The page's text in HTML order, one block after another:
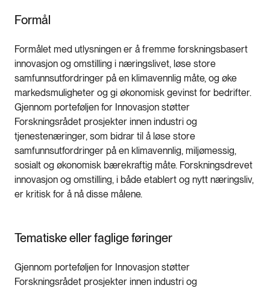
Formål
Formålet med utlysningen er å fremme forskningsbasert
innovasjon og omstilling i næringslivet, løse store
samfunnsutfordringer på en klimavennlig måte, og øke
markedsmuligheter og gi økonomisk gevinst for bedrifter.
Gjennom porteføljen for Innovasjon støtter
Forskningsrådet prosjekter innen industri og
tjenestenæringer, som bidrar til å løse store
samfunnsutfordringer på en klimavennlig, miljømessig,
sosialt og økonomisk bærekraftig måte. Forskningsdrevet
innovasjon og omstilling, i både etablert og nytt næringsliv,
er kritisk for å nå disse målene.
Tematiske eller faglige føringer
Gjennom porteføljen for Innovasjon støtter
Forskningsrådet prosjekter innen industri og